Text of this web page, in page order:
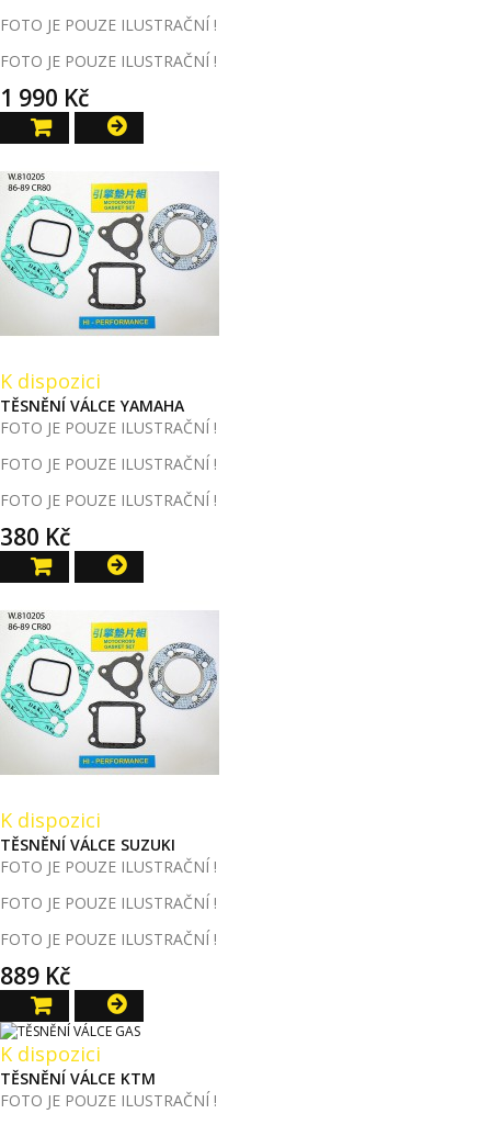
FOTO JE POUZE ILUSTRAČNÍ !
FOTO JE POUZE ILUSTRAČNÍ !
1 990 Kč
K dispozici
TĚSNĚNÍ VÁLCE YAMAHA
FOTO JE POUZE ILUSTRAČNÍ !
FOTO JE POUZE ILUSTRAČNÍ !
FOTO JE POUZE ILUSTRAČNÍ !
380 Kč
K dispozici
TĚSNĚNÍ VÁLCE SUZUKI
FOTO JE POUZE ILUSTRAČNÍ !
FOTO JE POUZE ILUSTRAČNÍ !
FOTO JE POUZE ILUSTRAČNÍ !
889 Kč
K dispozici
TĚSNĚNÍ VÁLCE KTM
FOTO JE POUZE ILUSTRAČNÍ !